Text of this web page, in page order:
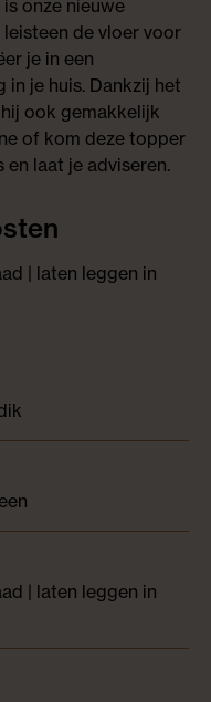
onze nieuwe
de vloer voor
je in een
in je huis. Dankzij het
ook gemakkelijk
of kom deze topper
en laat je adviseren.
| laten leggen in
| laten leggen in